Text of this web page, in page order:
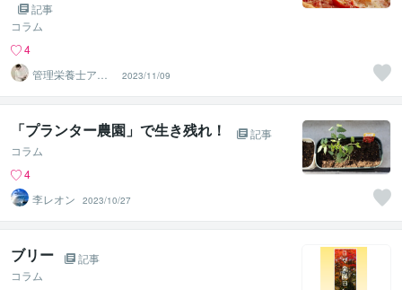
記事
コラム
4
管理栄養士アオ
イ 村中一帆ママ
が楽する食
2023/11/09
「プランター農園」で生き残れ！
記事
コラム
4
李レオン
2023/10/27
ブリー
記事
コラム